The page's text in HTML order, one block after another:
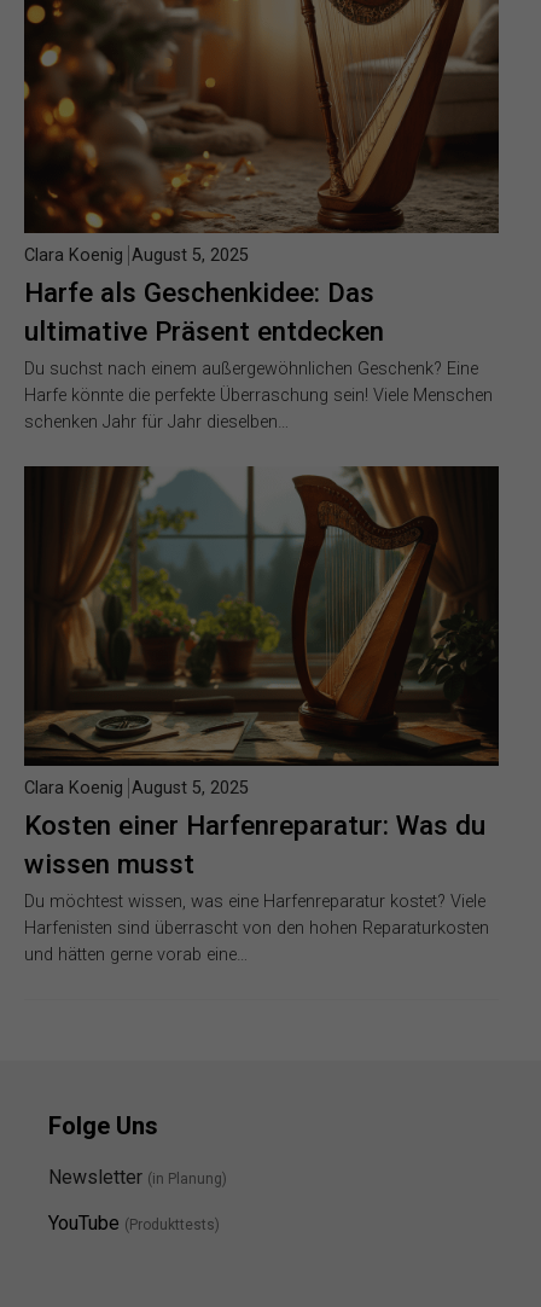
Harfe als Geschenkidee: Das
ultimative Präsent entdecken
Clara Koenig August 5, 2025
Du suchst nach einem außergewöhnlichen Geschenk? Eine
Harfe könnte die perfekte Überraschung sein! Viele Menschen
schenken Jahr für Jahr dieselben…
Kosten einer Harfenreparatur: Was du
wissen musst
Clara Koenig August 5, 2025
Du möchtest wissen, was eine Harfenreparatur kostet? Viele
Harfenisten sind überrascht von den hohen Reparaturkosten
und hätten gerne vorab eine…
Folge Uns
Newsletter (in Planung)
YouTube (Produkttests)